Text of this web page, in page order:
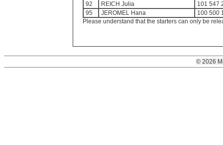
92 REICH Julia
101 547
95
JEROMEL Hana
100 500
Please understand that the starters can only be
© 2026